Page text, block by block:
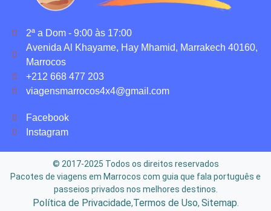
2ª a Dom - 9:00 às 17:00
Avenida Al Khayame, Hay Mhamid, Marrakech 40160,
Marrocos
+212 668 477 203
viagensmarrocos4x4@gmail.com
Facebook
Instagram
© 2017-2025 Todos os direitos reservados
Pacotes de viagens em Marrocos com guia que fala português e
passeios privados nos melhores destinos.
Política de Privacidade,Termos de Uso, Sitemap